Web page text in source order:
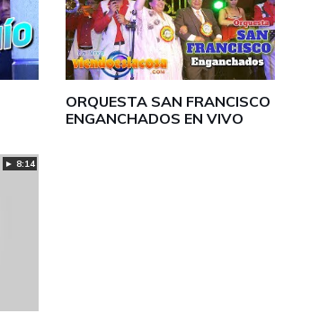
ORQUESTA SAN FRANCISCO
ENGANCHADOS EN VIVO
► 8:14